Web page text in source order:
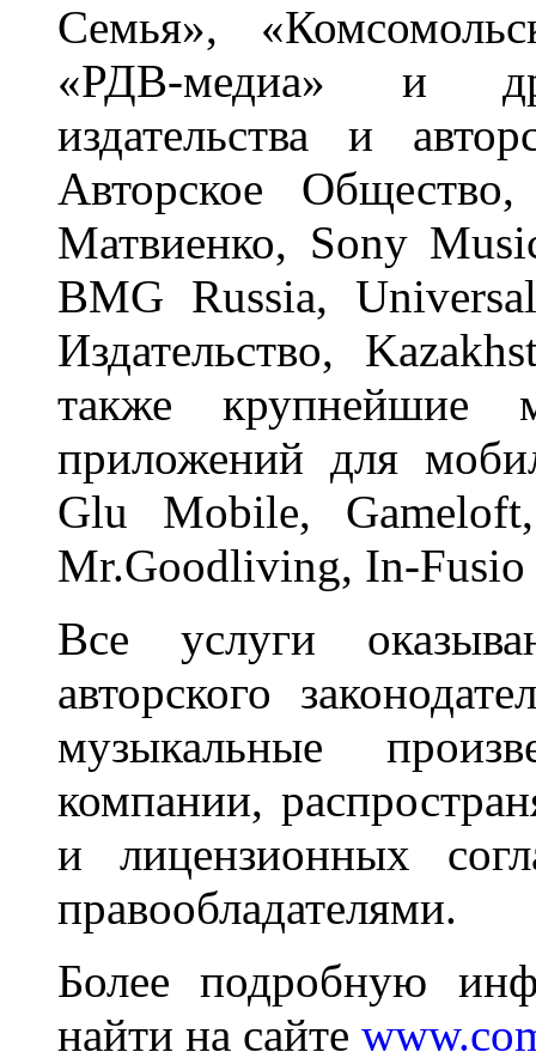
Семья»,
«РДВ-медиа» и
издательства и
Авторское
Матвиенко, Sony
BMG Russia,
Издательство,
также крупнейшие
приложений для
Glu Mobile,
Mr.Goodliving, In-Fusio
Все услуги
авторского
музыкальные
компании,
и лицензионных
правообладателями.
Более подробную
найти на сайте